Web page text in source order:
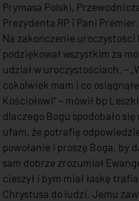
Prymasa Polski,
Prezydenta RP i Pani Premier.
Na zakończenie uroczystości
podziękował wszystkim za
udział w uroczystościach. –
cokolwiek mam i co
Kościołowi” – mówił bp
dlaczego Bogu spodobało
ufam, że potrafię
powołanie i proszę Boga, by
sam dobrze zrozumiał
cieszył i bym miał łaskę
Chrystusa do ludzi. Jemu